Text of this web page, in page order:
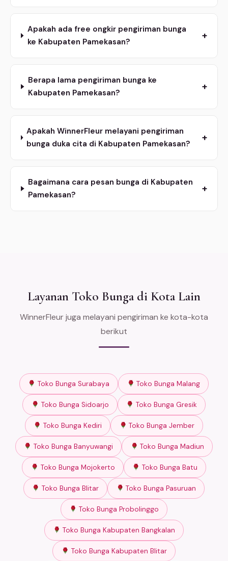
Apakah ada free ongkir pengiriman bunga
ke Kabupaten Pamekasan?
+
Berapa lama pengiriman bunga ke
Kabupaten Pamekasan?
+
Apakah WinnerFleur melayani pengiriman
bunga duka cita di Kabupaten Pamekasan?
+
Bagaimana cara pesan bunga di Kabupaten
Pamekasan?
+
Layanan Toko Bunga di Kota Lain
WinnerFleur juga melayani pengiriman ke kota-kota
berikut
Toko Bunga Surabaya Toko Bunga Malang
Toko Bunga Sidoarjo Toko Bunga Gresik
Toko Bunga Kediri Toko Bunga Jember
Toko Bunga Banyuwangi Toko Bunga Madiun
Toko Bunga Mojokerto Toko Bunga Batu
Toko Bunga Blitar Toko Bunga Pasuruan
Toko Bunga Probolinggo
Toko Bunga Kabupaten Bangkalan
Toko Bunga Kabupaten Blitar